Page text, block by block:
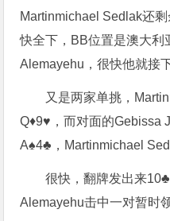
Martinmichael Sedlak还
快全下，BB位置是澳大利
Alemayehu，很快他就接
又是两家单挑，
Q♦️9♥️，而对面的Gebissa
A♠️4♣️，Martinmichael
很快，翻牌发出来
Alemayehu击中一对暂时